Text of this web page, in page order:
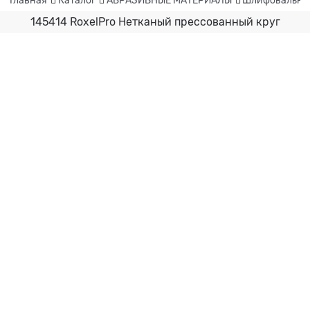
145414 RoxelPro Нетканый пресcованный круг